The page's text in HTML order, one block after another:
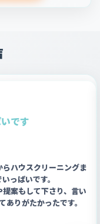
です
ハウスクリーニングま
っぱいです。
案もして下さり、言い
りがたかったです。